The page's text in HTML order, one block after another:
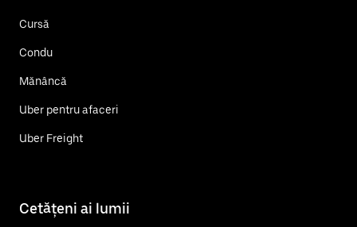
Cursă
Condu
Mănâncă
Uber pentru afaceri
Uber Freight
Cetățeni ai lumii